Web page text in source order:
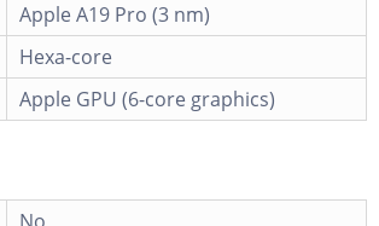
Apple A19 Pro (3 nm)
Hexa-core
Apple GPU (6-core graphics)